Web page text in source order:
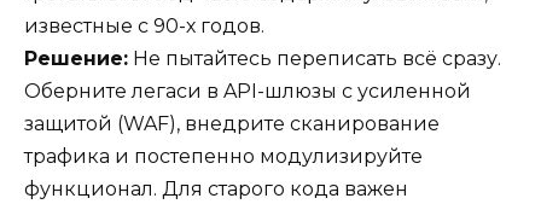
известные с 90-х годов.
Решение: Не пытайтесь переписать всё сразу.
Оберните легаси в API-шлюзы с усиленной
защитой (WAF), внедрите сканирование
трафика и постепенно модулизируйте
функционал. Для старого кода важен